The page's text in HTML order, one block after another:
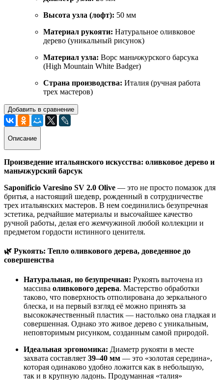
Высота узла (лофт): 50 мм
Материал рукояти: Натуральное оливковое
дерево (уникальный рисунок)
Материал узла: Ворс маньчжурского барсука
(High Mountain White Badger)
Страна производства: Италия (ручная работа
трех мастеров)
Добавить в сравнение
Описание
Произведение итальянского искусства: оливковое дерево и
маньчжурский барсук
Saponificio Varesino SV 2.0 Olive — это не просто помазок для
бритья, а настоящий шедевр, рожденный в сотрудничестве
трех итальянских мастеров. В нем соединились безупречная
эстетика, редчайшие материалы и высочайшее качество
ручной работы, делая его жемчужиной любой коллекции и
предметом гордости истинного ценителя.
🌿 Рукоять: Тепло оливкового дерева, доведенное до
совершенства
Натуральная, но безупречная: Рукоять выточена из
массива оливкового дерева. Мастерство обработки
таково, что поверхность отполирована до зеркального
блеска, и на первый взгляд её можно принять за
высококачественный пластик — настолько она гладкая и
совершенная. Однако это живое дерево с уникальным,
неповторимым рисунком, созданным самой природой.
Идеальная эргономика: Диаметр рукояти в месте
захвата составляет 39–40 мм — это «золотая середина»,
которая одинаково удобно ложится как в небольшую,
так и в крупную ладонь. Продуманная «талия»